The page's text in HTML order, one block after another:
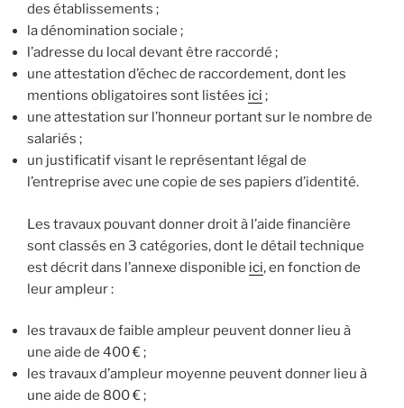
des établissements ;
la dénomination sociale ;
l’adresse du local devant être raccordé ;
une attestation d’échec de raccordement, dont les
mentions obligatoires sont listées ici ;
une attestation sur l’honneur portant sur le nombre de
salariés ;
un justificatif visant le représentant légal de
l’entreprise avec une copie de ses papiers d’identité.
Les travaux pouvant donner droit à l’aide financière
sont classés en 3 catégories, dont le détail technique
est décrit dans l’annexe disponible ici, en fonction de
leur ampleur :
les travaux de faible ampleur peuvent donner lieu à
une aide de 400 € ;
les travaux d’ampleur moyenne peuvent donner lieu à
une aide de 800 € ;